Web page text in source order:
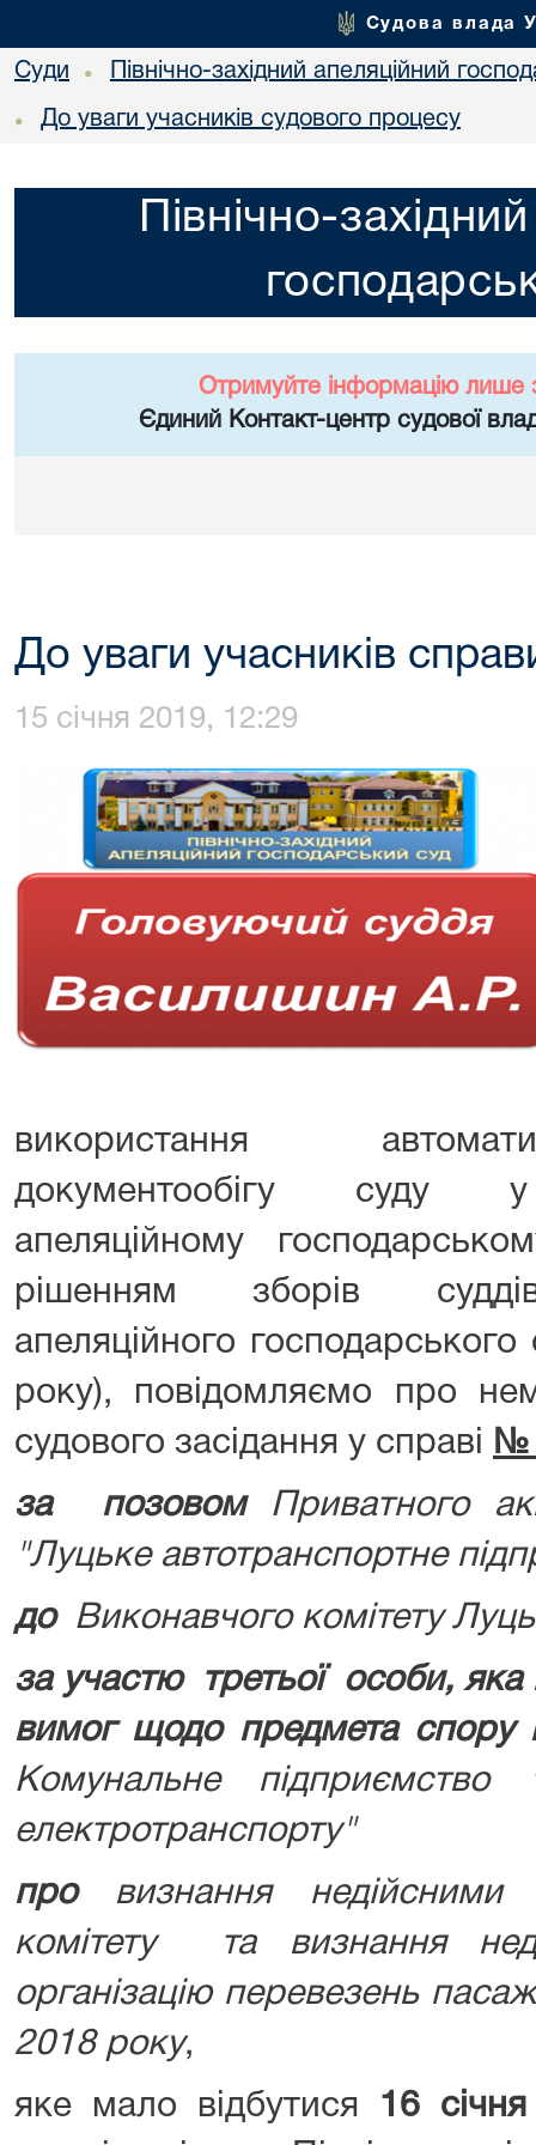
Судова влада
Суди • Північно-західний апеляційний
• До уваги учасників судового процесу
Північно-
Отримуйте інформацію лише
Єдиний Контакт-центр судової
До уваги учасників
15 січня 2019, 12:29
використання
документообігу суду у
апеляційному
рішенням зборів суддів
апеляційного
року), повідомляємо про
судового засідання у справі №
за позовомПриватного
"Луцьке автотранспортне
доВиконавчого комітету
за участю третьої особи, яка
вимог щодо предмета спору
Комунальне підприємство
електротранспорту"
провизнання недійсними
комітету та визнання
організацію перевезень
2018 року,
яке мало відбутися 16